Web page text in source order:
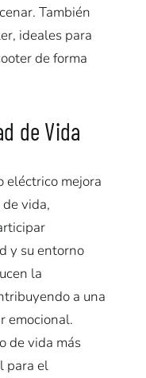
También
ideales para
de forma
de Vida
eléctrico mejora
vida,
y su entorno
la
a una
emocional.
de vida más
para el